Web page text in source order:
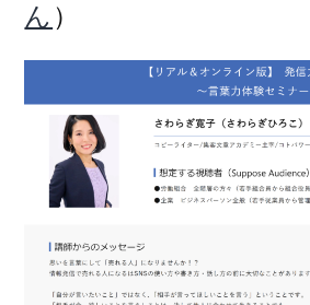
ん ）